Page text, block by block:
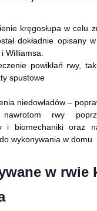
kręgosłupa w celu
dokładnie opisany
Williamsa
powikłań rwy,
spustowe
niedowładów –
nawrotom rwy
i biomechaniki oraz
wykonywania w domu
w rwie